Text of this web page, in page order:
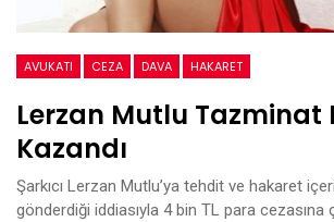
AVUKATI CEZA DAVA HAKARET
Lerzan Mutlu Tazminat
Kazandı
Şarkıcı Lerzan Mutlu’ya tehdit ve hakaret
gönderdiği iddiasıyla 4 bin TL para cezasına